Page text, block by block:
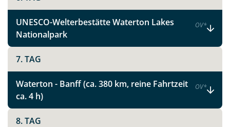
UNESCO-Welterbestätte Waterton Lakes
Nationalpark
OV*
7. TAG
Waterton - Banff (ca. 380 km, reine Fahrtzeit
ca. 4 h)
OV*
8. TAG